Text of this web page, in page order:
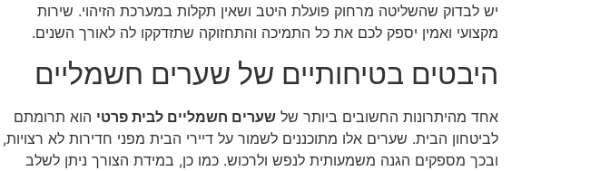
יש לבדוק שהשליטה מרחוק פועלת היטב ושאין תקלות במערכת הזיהוי. שירות
מקצועי ואמין יספק לכם את כל התמיכה והתחזוקה שתזדקקו לה לאורך השנים.
היבטים בטיחותיים של שערים חשמליים
אחד מהיתרונות החשובים ביותר של שערים חשמליים לבית פרטי הוא תרומתם
לביטחון הבית. שערים אלו מתוכננים לשמור על דיירי הבית מפני חדירות לא רצויות,
ובכך מספקים הגנה משמעותית לנפש ולרכוש. כמו כן, במידת הצורך ניתן לשלב